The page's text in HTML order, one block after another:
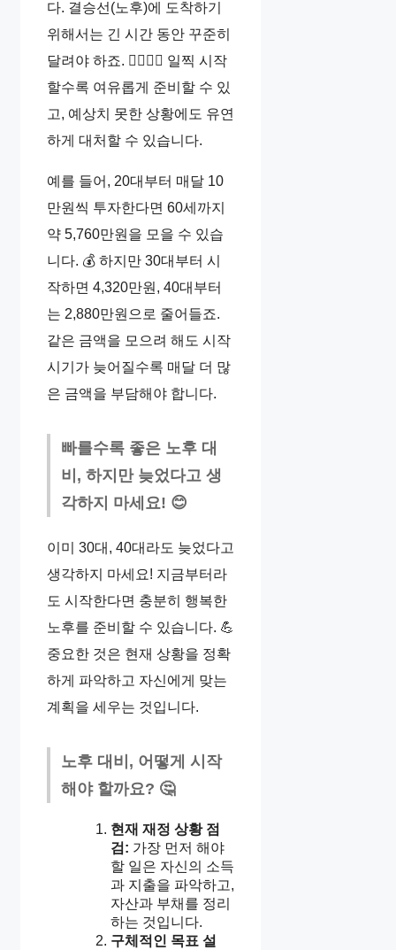
다. 결승선(노후)에 도착하기
위해서는 긴 시간 동안 꾸준히
달려야 하죠. 🏃‍♀️🏃‍♂️ 일찍 시작
할수록 여유롭게 준비할 수 있
고, 예상치 못한 상황에도 유연
하게 대처할 수 있습니다.
예를 들어, 20대부터 매달 10
만원씩 투자한다면 60세까지
약 5,760만원을 모을 수 있습
니다. 💰 하지만 30대부터 시
작하면 4,320만원, 40대부터
는 2,880만원으로 줄어들죠.
같은 금액을 모으려 해도 시작
시기가 늦어질수록 매달 더 많
은 금액을 부담해야 합니다.
빠를수록 좋은 노후 대
비, 하지만 늦었다고 생
각하지 마세요! 😊
이미 30대, 40대라도 늦었다고
생각하지 마세요! 지금부터라
도 시작한다면 충분히 행복한
노후를 준비할 수 있습니다. 💪
중요한 것은 현재 상황을 정확
하게 파악하고 자신에게 맞는
계획을 세우는 것입니다.
노후 대비, 어떻게 시작
해야 할까요? 🤔
현재 재정 상황 점
검: 가장 먼저 해야
할 일은 자신의 소득
과 지출을 파악하고,
자산과 부채를 정리
하는 것입니다.
구체적인 목표 설